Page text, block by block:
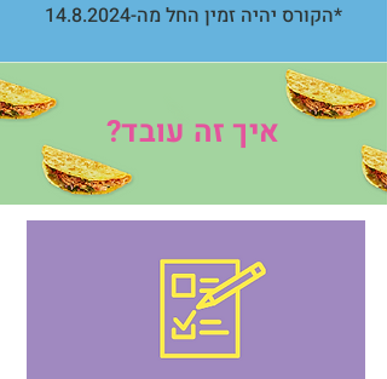
הקורס יהיה זמין החל מה-14.8.2024*
איך זה עובד?